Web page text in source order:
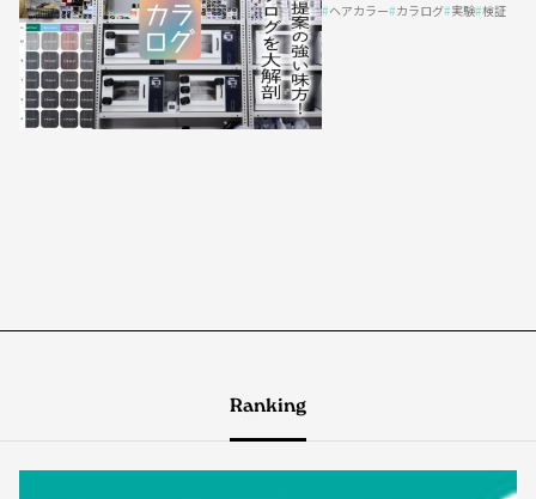
ヘアカラー カラログ 実験 検証
Ranking